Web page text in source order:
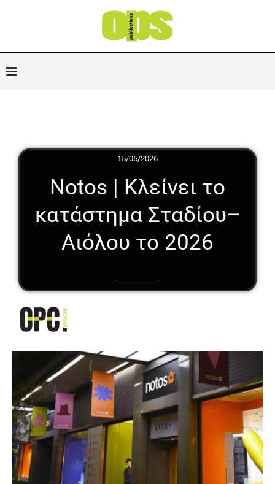
15/05/2026
Notos | Κλείνει το
κατάστημα Σταδίου–
Αιόλου το 2026